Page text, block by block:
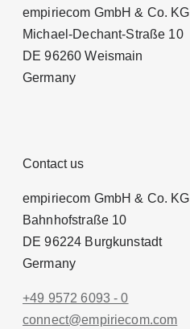
empiriecom GmbH & Co. KG
Michael-Dechant-Straße 10
DE 96260 Weismain
Germany
Contact us
empiriecom GmbH & Co. KG
Bahnhofstraße 10
DE 96224 Burgkunstadt
Germany
+49 9572 6093 - 0
connect@empiriecom.com